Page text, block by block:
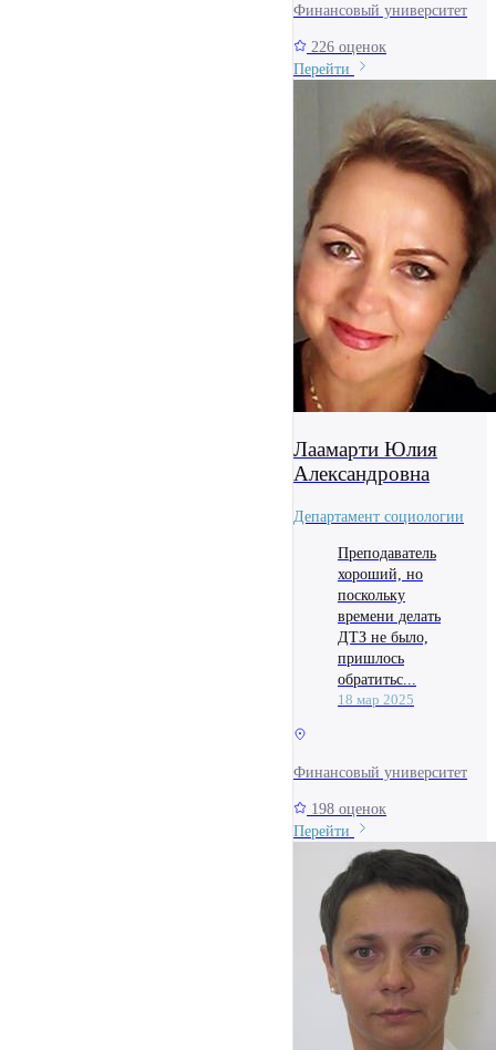
Финансовый университет
226 оценок
Перейти
Лаамарти Юлия
Александровна
Департамент социологии
Преподаватель
хороший, но
поскольку
времени делать
ДТЗ не было,
пришлось
обратитьс...
18 мар 2025
Финансовый университет
198 оценок
Перейти